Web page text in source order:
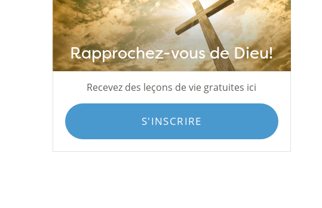
Rapprochez-vous de Dieu!
Recevez des leçons de vie gratuites ici
S'INSCRIRE